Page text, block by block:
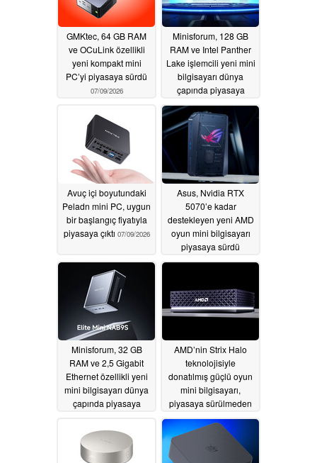
GMKtec, 64 GB RAM
ve OCuLink özellikli
yeni kompakt mini
PC’yi piyasaya sürdü
07/09/2026
Minisforum, 128 GB
RAM ve Intel Panther
Lake işlemcili yeni mini
bilgisayarı dünya
çapında piyasaya
sürdü07/09/2026
Avuç içi boyutundaki
Peladn mini PC, uygun
bir başlangıç fiyatıyla
piyasaya çıktı 07/09/2026
Asus, Nvidia RTX
5070’e kadar
destekleyen yeni AMD
oyun mini bilgisayarı
piyasaya sürdü
07/08/2026
Minisforum, 32 GB
RAM ve 2,5 Gigabit
Ethernet özellikli yeni
mini bilgisayarı dünya
çapında piyasaya
AMD’nin Strix Halo
teknolojisiyle
donatılmış güçlü oyun
mini bilgisayarı,
piyasaya sürülmeden
önce 3.999 dolardan
satışa sunuldu